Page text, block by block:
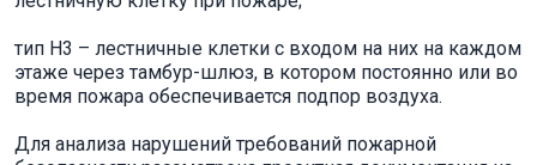
тип Н3 – лестничные клетки с входом на них на каждом
этаже через тамбур-шлюз, в котором постоянно или во
время пожара обеспечивается подпор воздуха.
Для анализа нарушений требований пожарной